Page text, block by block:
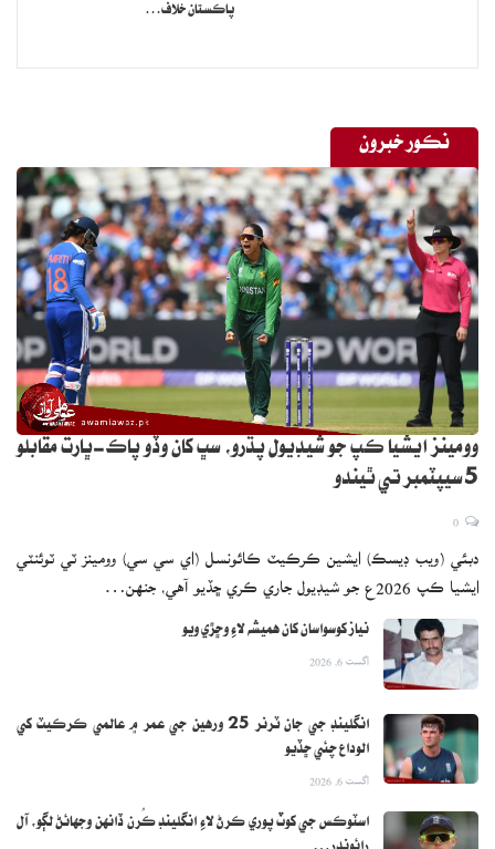
پاڪستان خلاف…
نڪور خبرون
وومينز ايشيا ڪپ جو شيڊيول پڌرو، سڀ کان وڏو پاڪ-ڀارت مقابلو
5 سيپٽمبر تي ٿيندو
دبئي (ويب ڊيسڪ) ايشين ڪرڪيٽ ڪائونسل (اي سي سي) وومينز ٽي ٽوئنٽي
ايشيا ڪپ 2026ع جو شيڊيول جاري ڪري ڇڏيو آهي، جنهن…
نياز کوسواسان کان هميشه لاءِ وڇڙي ويو
اگست 6, 2026
انگلينڊ جي جان ٽرنر 25 ورهين جي عمر ۾ عالمي ڪرڪيٽ کي
الوداع چئي ڇڏيو
اگست 6, 2026
اسٽوڪس جي کوٽ پوري ڪرڻ لاءِ انگلينڊ ڪُرن ڏانهن وجهائڻ لڳو، آل